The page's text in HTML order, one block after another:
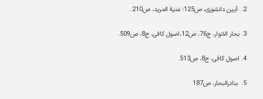
آیین دانشوری، ص125؛ منیة المرید، ص210.
بحارالانوار، ج76، ص12،اصول کافی، ج8، ص509.
اصول کافی، ج8، ص513.
بنادرالبحار، ص187